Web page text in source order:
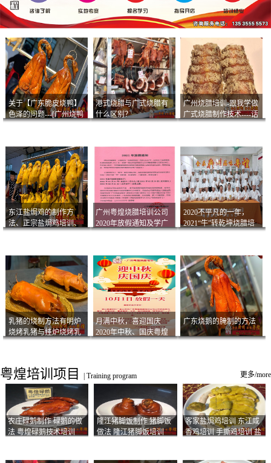
关于【广东脆皮烧鸭】
色泽的问题---[广州烧鸭
港式烧腊与广式烧腊有
什么区别？
广州烧腊培训-跟我学做
广式烧腊制作技术----话
东江盐焗鸡的制作方
法、正宗盐焗鸡培训、
广州粤煌烧腊培训公司
2020年放假通知及学广
2020不平凡的一年，
2021“牛”转乾坤烧腊培
乳猪的烧制方法有明炉
烧烤乳猪与挂炉烧烤乳
月满中秋，喜迎国庆
2020年中秋、国庆粤煌
广东烧鹅的腌制的方法
粤煌培训项目 Training program 更多/more
农庄碌鹅制作 碌鹅的做
法 粤煌碌鹅技术培训
隆江猪脚饭制作 猪脚饭
做法 隆江猪脚饭培训
客家盐焗鸡培训 东江咸
香鸡培训 手撕鸡培训 盐